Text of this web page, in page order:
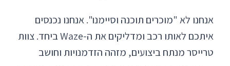
אנחנו לא "מוכרים תוכנה וסיימנו". אנחנו נכנסים
איתכם לאותו רכב ומדליקים את ה-Waze ביחד. צוות
טרייסר מנתח ביצועים, מזהה הזדמנויות וחושב